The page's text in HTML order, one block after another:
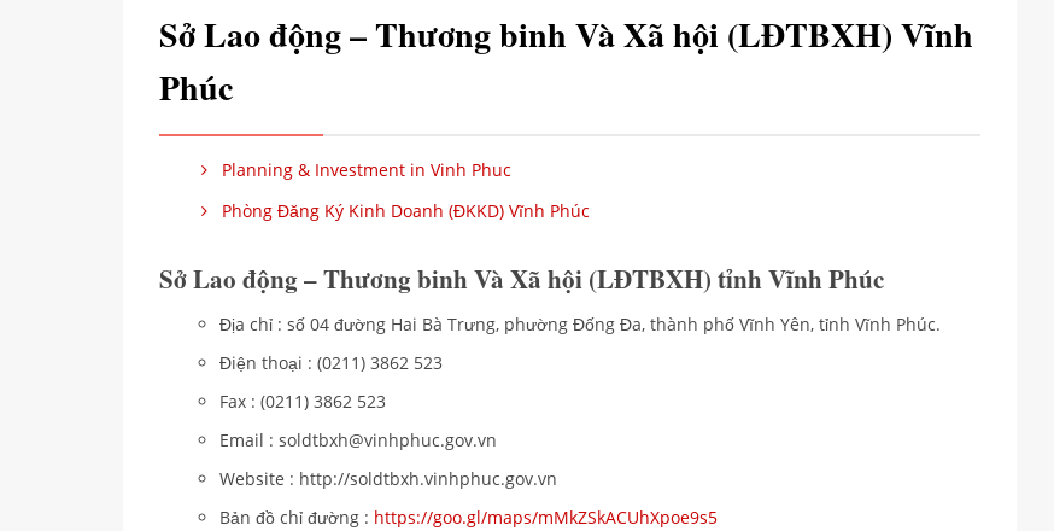
Sở Lao động – Thương binh Và Xã hội (LĐTBXH) Vĩnh
Phúc
Planning & Investment in Vinh Phuc
Phòng Đăng Ký Kinh Doanh (ĐKKD) Vĩnh Phúc
Sở Lao động – Thương binh Và Xã hội (LĐTBXH) tỉnh Vĩnh Phúc
Địa chỉ : số 04 đường Hai Bà Trưng, phường Đống Đa, thành phố Vĩnh Yên, tỉnh Vĩnh Phúc.
Điện thoại : (0211) 3862 523
Fax : (0211) 3862 523
Email : soldtbxh@vinhphuc.gov.vn
Website : http://soldtbxh.vinhphuc.gov.vn
Bản đồ chỉ đường : https://goo.gl/maps/mMkZSkACUhXpoe9s5